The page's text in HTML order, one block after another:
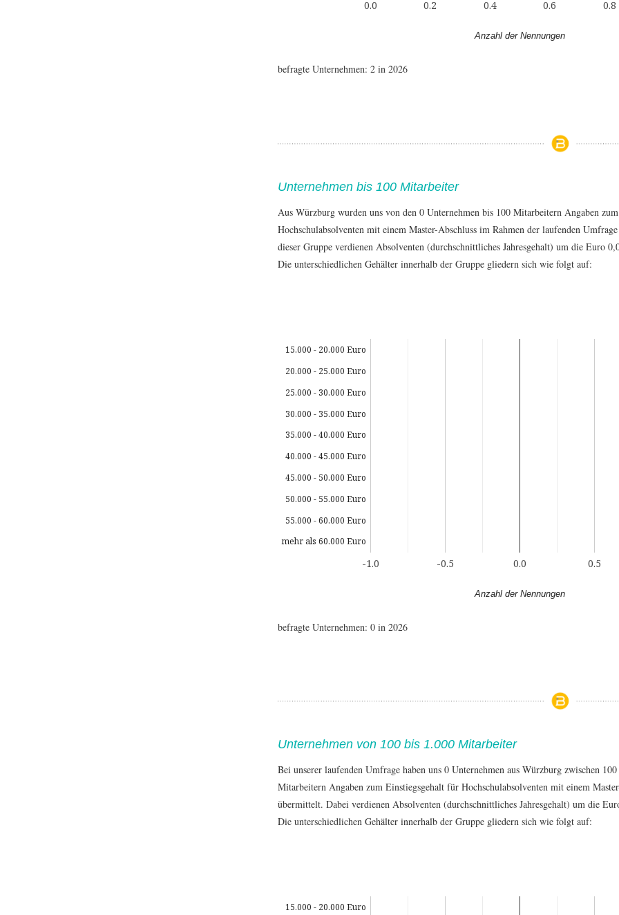
0.0 0.2 0.4 0.6 0.8
Anzahl der Nennungen
befragte Unternehmen: 2 in 2026
Unternehmen bis 100 Mitarbeiter
Aus Würzburg wurden uns von den 0 Unternehmen bis 100 Mitarbeitern Angaben
Hochschulabsolventen mit einem Master-Abschluss im Rahmen der laufenden
dieser Gruppe verdienen Absolventen (durchschnittliches Jahresgehalt) um die Euro
Die unterschiedlichen Gehälter innerhalb der Gruppe gliedern sich wie folgt auf:
-1.0 -0.5 0.0 0.5
15.000 - 20.000 Euro
20.000 - 25.000 Euro
25.000 - 30.000 Euro
30.000 - 35.000 Euro
35.000 - 40.000 Euro
40.000 - 45.000 Euro
45.000 - 50.000 Euro
50.000 - 55.000 Euro
55.000 - 60.000 Euro
mehr als 60.000 Euro
Anzahl der Nennungen
befragte Unternehmen: 0 in 2026
Unternehmen von 100 bis 1.000 Mitarbeiter
Bei unserer laufenden Umfrage haben uns 0 Unternehmen aus Würzburg zwischen
Mitarbeitern Angaben zum Einstiegsgehalt für Hochschulabsolventen mit einem
übermittelt. Dabei verdienen Absolventen (durchschnittliches Jahresgehalt) um die
Die unterschiedlichen Gehälter innerhalb der Gruppe gliedern sich wie folgt auf:
15.000 - 20.000 Euro